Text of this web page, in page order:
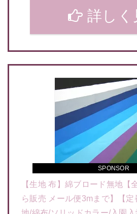
詳しく
【生地 布】綿ブロード無地【
ら販売 メール便3mまで】【
SPONSOR